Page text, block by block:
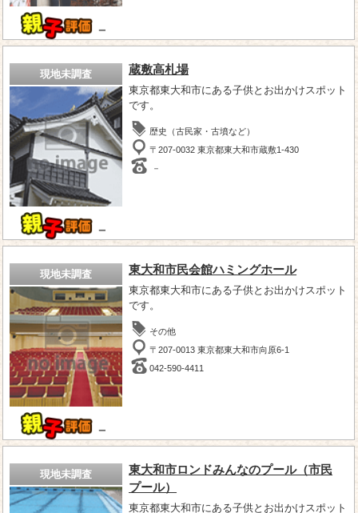
－
現地未調査
－
蔵敷高札場
東京都東大和市にある子供とお出かけスポット
です。
歴史（古民家・古墳など）
〒207-0032 東京都東大和市蔵敷1-430
－
現地未調査
－
東大和市民会館ハミングホール
東京都東大和市にある子供とお出かけスポット
です。
その他
〒207-0013 東京都東大和市向原6-1
042-590-4411
現地未調査
東大和市ロンドみんなのプール（市民
プール）
東京都東大和市にある子供とお出かけスポット